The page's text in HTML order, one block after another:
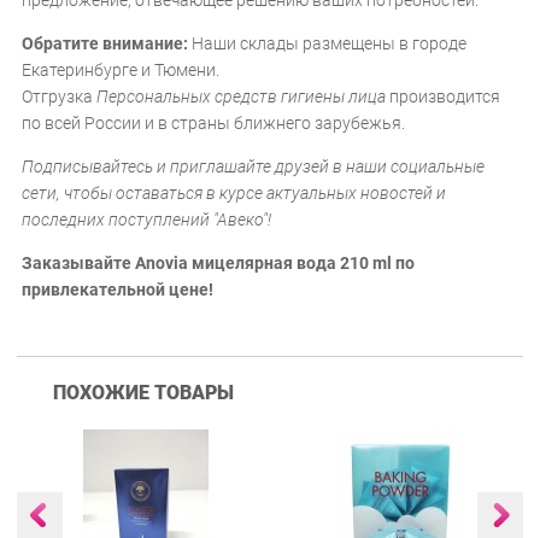
Обратите внимание: Наши склады размещены в городе
Екатеринбурге и Тюмени.
ОтгрузкаПерсональных средств гигиены лица производится
по всей России и в страны ближнего зарубежья.
Подписывайтесь и приглашайте друзей в наши социальные
сети, чтобы оставаться в курсе актуальных новостей и
последних поступлений "Авеко"!
Заказывайте Anovia мицелярная вода 210 ml по
привлекательной цене!
ПОХОЖИЕ ТОВАРЫ